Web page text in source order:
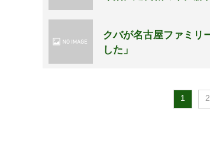
クバが名古屋ファミリ
した」
1 2